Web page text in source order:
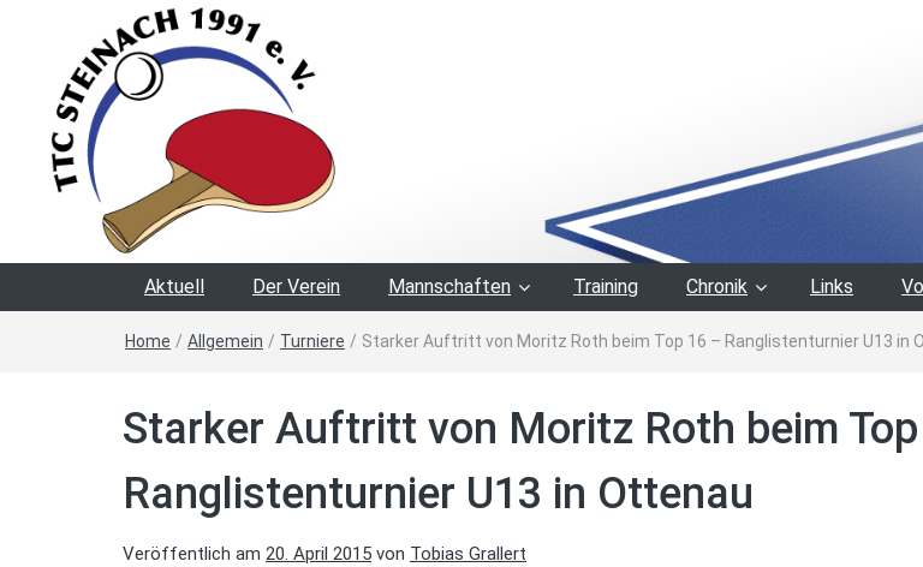
Aktuell Der Verein Mannschaften Training Chronik Links
Home / Allgemein / Turniere / Starker Auftritt von Moritz Roth beim Top 16 – Ranglistenturnier U13 in
Starker Auftritt von Moritz Roth beim
Ranglistenturnier U13 in Ottenau
Veröffentlich am 20. April 2015 von Tobias Grallert